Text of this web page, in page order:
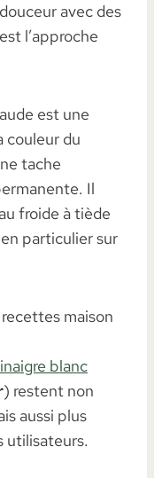
avec des
l’approche
est une
couleur du
tache
Il
froide à tiède
particulier sur
maison
blanc
) restent non
aussi plus
utilisateurs.